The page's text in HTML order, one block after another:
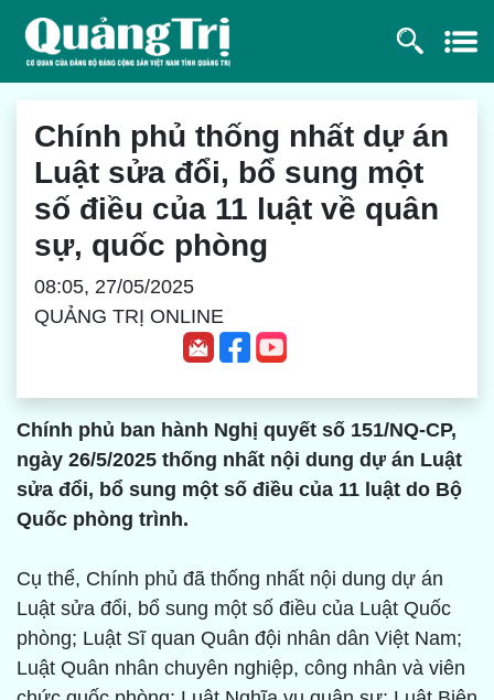
Chính phủ thống nhất dự án
Luật sửa đổi, bổ sung một
số điều của 11 luật về quân
sự, quốc phòng
08:05, 27/05/2025
QUẢNG TRỊ ONLINE
Chính phủ ban hành Nghị quyết số 151/NQ-CP,
ngày 26/5/2025 thống nhất nội dung dự án Luật
sửa đổi, bổ sung một số điều của 11 luật do Bộ
Quốc phòng trình.
Cụ thể, Chính phủ đã thống nhất nội dung dự án
Luật sửa đổi, bổ sung một số điều của Luật Quốc
phòng; Luật Sĩ quan Quân đội nhân dân Việt Nam;
Luật Quân nhân chuyên nghiệp, công nhân và viên